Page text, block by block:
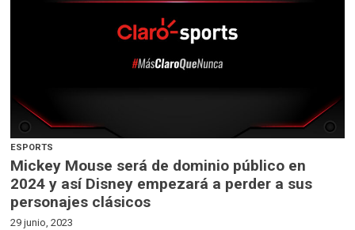
ESPORTS
Mickey Mouse será de dominio público en
2024 y así Disney empezará a perder a sus
personajes clásicos
29 junio, 2023